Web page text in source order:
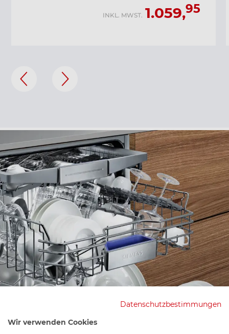
INKL. MWST. 1.059,95
Datenschutzbestimmungen
Wir verwenden Cookies